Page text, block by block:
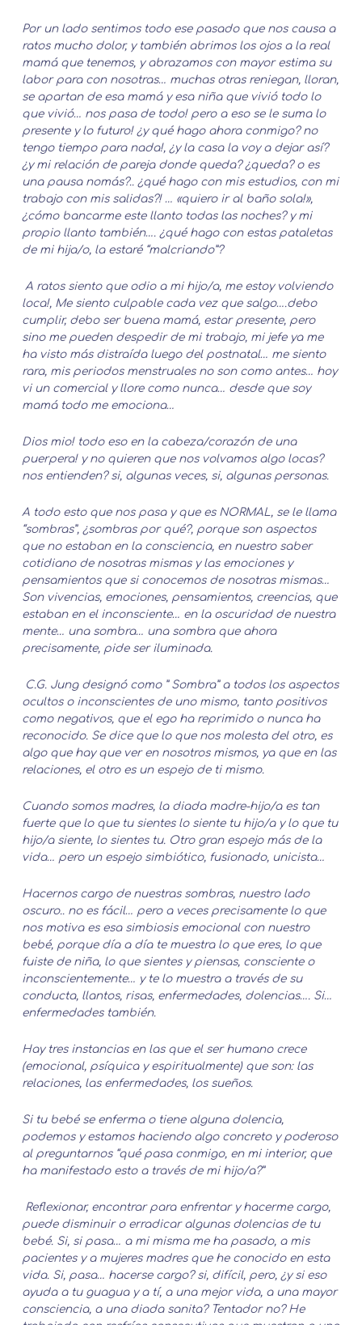
Por un lado sentimos todo ese pasado que nos causa a
ratos mucho dolor, y también abrimos los ojos a la real
mamá que tenemos, y abrazamos con mayor estima su
labor para con nosotras… muchas otras reniegan, lloran,
se apartan de esa mamá y esa niña que vivió todo lo
que vivió… nos pasa de todo! pero a eso se le suma lo
presente y lo futuro! ¿y qué hago ahora conmigo? no
tengo tiempo para nada!, ¿y la casa la voy a dejar así?
¿y mi relación de pareja donde queda? ¿queda? o es
una pausa nomás?.. ¿qué hago con mis estudios, con mi
trabajo con mis salidas?! … «quiero ir al baño sola!»,
¿cómo bancarme este llanto todas las noches? y mi
propio llanto también…. ¿qué hago con estas pataletas
de mi hija/o, la estaré “malcriando”?
A ratos siento que odio a mi hijo/a, me estoy volviendo
loca!, Me siento culpable cada vez que salgo….debo
cumplir, debo ser buena mamá, estar presente, pero
sino me pueden despedir de mi trabajo, mi jefe ya me
ha visto más distraída luego del postnatal… me siento
rara, mis periodos menstruales no son como antes… hoy
vi un comercial y llore como nunca… desde que soy
mamá todo me emociona…
Dios mio! todo eso en la cabeza/corazón de una
puerpera! y no quieren que nos volvamos algo locas?
nos entienden? si, algunas veces, si, algunas personas.
A todo esto que nos pasa y que es NORMAL, se le llama
“sombras”, ¿sombras por qué?, porque son aspectos
que no estaban en la consciencia, en nuestro saber
cotidiano de nosotras mismas y las emociones y
pensamientos que si conocemos de nosotras mismas…
Son vivencias, emociones, pensamientos, creencias, que
estaban en el inconsciente… en la oscuridad de nuestra
mente… una sombra… una sombra que ahora
precisamente, pide ser iluminada.
C.G. Jung designó como ” Sombra” a todos los aspectos
ocultos o inconscientes de uno mismo, tanto positivos
como negativos, que el ego ha reprimido o nunca ha
reconocido. Se dice que lo que nos molesta del otro, es
algo que hay que ver en nosotros mismos, ya que en las
relaciones, el otro es un espejo de ti mismo.
Cuando somos madres, la diada madre-hijo/a es tan
fuerte que lo que tu sientes lo siente tu hijo/a y lo que tu
hijo/a siente, lo sientes tu. Otro gran espejo más de la
vida… pero un espejo simbiótico, fusionado, unicista…
Hacernos cargo de nuestras sombras, nuestro lado
oscuro.. no es fácil… pero a veces precisamente lo que
nos motiva es esa simbiosis emocional con nuestro
bebé, porque día a día te muestra lo que eres, lo que
fuiste de niña, lo que sientes y piensas, consciente o
inconscientemente… y te lo muestra a través de su
conducta, llantos, risas, enfermedades, dolencias…. Si…
enfermedades también.
Hay tres instancias en las que el ser humano crece
(emocional, psíquica y espiritualmente) que son: las
relaciones, las enfermedades, los sueños.
Si tu bebé se enferma o tiene alguna dolencia,
podemos y estamos haciendo algo concreto y poderoso
al preguntarnos “qué pasa conmigo, en mi interior, que
ha manifestado esto a través de mi hijo/a?”
Reflexionar, encontrar para enfrentar y hacerme cargo,
puede disminuir o erradicar algunas dolencias de tu
bebé. Si, si pasa… a mi misma me ha pasado, a mis
pacientes y a mujeres madres que he conocido en esta
vida. Si, pasa… hacerse cargo? si, difícil, pero, ¿y si eso
ayuda a tu guagua y a tí, a una mejor vida, a una mayor
consciencia, a una diada sanita? Tentador no? He